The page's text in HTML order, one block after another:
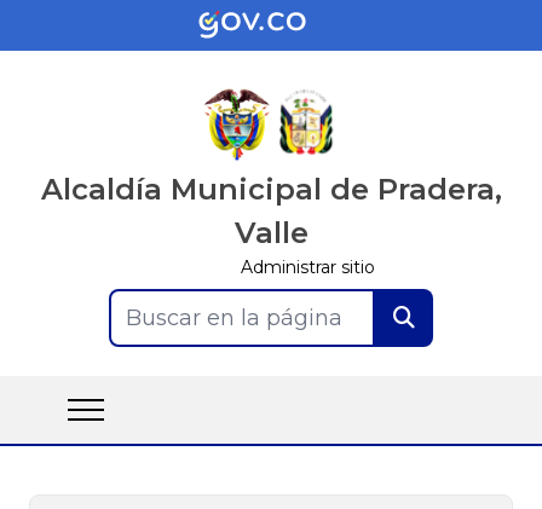
Alcaldía Municipal de Pradera,
Valle
Administrar sitio
Buscar en la página